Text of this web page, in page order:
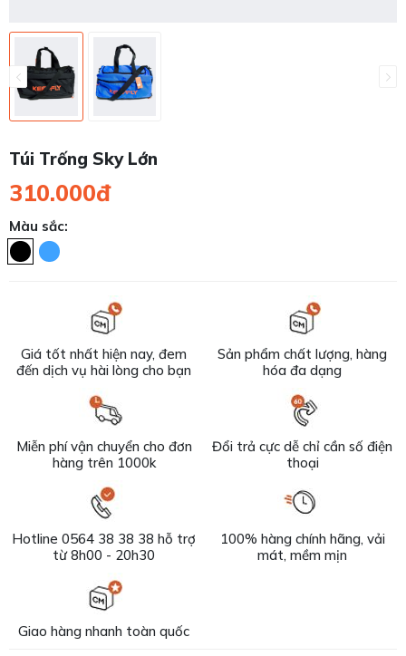
Túi Trống Sky Lớn
310.000đ
Màu sắc:
Giá tốt nhất hiện nay, đem
đến dịch vụ hài lòng cho bạn
Sản phẩm chất lượng, hàng
hóa đa dạng
Miễn phí vận chuyển cho đơn
hàng trên 1000k
Đổi trả cực dễ chỉ cần số điện
thoại
Hotline 0564 38 38 38 hỗ trợ
từ 8h00 - 20h30
100% hàng chính hãng, vải
mát, mềm mịn
Giao hàng nhanh toàn quốc